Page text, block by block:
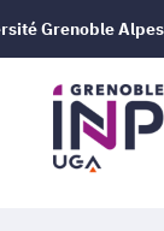
Grenoble Alpes